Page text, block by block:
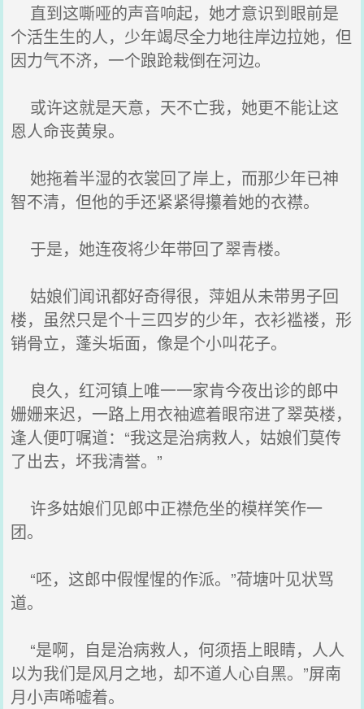
直到这嘶哑的声音响起，她才意识到眼前是
个活生生的人，少年竭尽全力地往岸边拉她，但
因力气不济，一个踉跄栽倒在河边。
或许这就是天意，天不亡我，她更不能让这
恩人命丧黄泉。
她拖着半湿的衣裳回了岸上，而那少年已神
智不清，但他的手还紧紧得攥着她的衣襟。
于是，她连夜将少年带回了翠青楼。
姑娘们闻讯都好奇得很，萍姐从未带男子回
楼，虽然只是个十三四岁的少年，衣衫褴褛，形
销骨立，蓬头垢面，像是个小叫花子。
良久，红河镇上唯一一家肯今夜出诊的郎中
姗姗来迟，一路上用衣袖遮着眼帘进了翠英楼，
逢人便叮嘱道：“我这是治病救人，姑娘们莫传
了出去，坏我清誉。”
许多姑娘们见郎中正襟危坐的模样笑作一
团。
“呸，这郎中假惺惺的作派。”荷塘叶见状骂
道。
“是啊，自是治病救人，何须捂上眼睛，人人
以为我们是风月之地，却不道人心自黑。”屏南
月小声唏嘘着。